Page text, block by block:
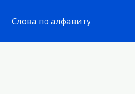
Слова по алфавиту